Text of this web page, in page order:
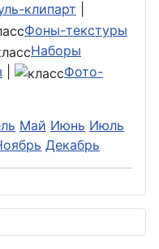
клипарт
Фоны-текстуры
Наборы
Фото-
Май Июнь Июль
Декабрь